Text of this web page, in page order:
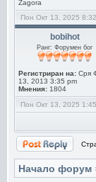
Zagora
Пон Окт 13, 2025
bobihot
Ранг: Форумен бог
Регистриран на: Сря
13, 2013 3:35 pm
Мнения: 1804
Пон Окт 13, 2025
Начало форум